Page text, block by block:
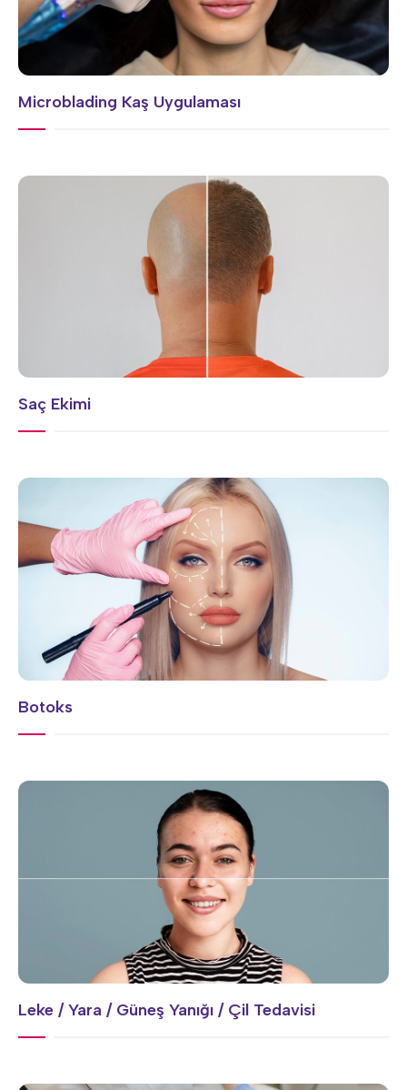
Microblading Kaş Uygulaması
Saç Ekimi
Botoks
Leke / Yara / Güneş Yanığı / Çil Tedavisi